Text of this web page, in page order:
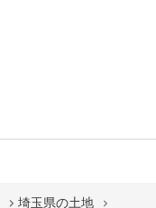
埼玉県の土地